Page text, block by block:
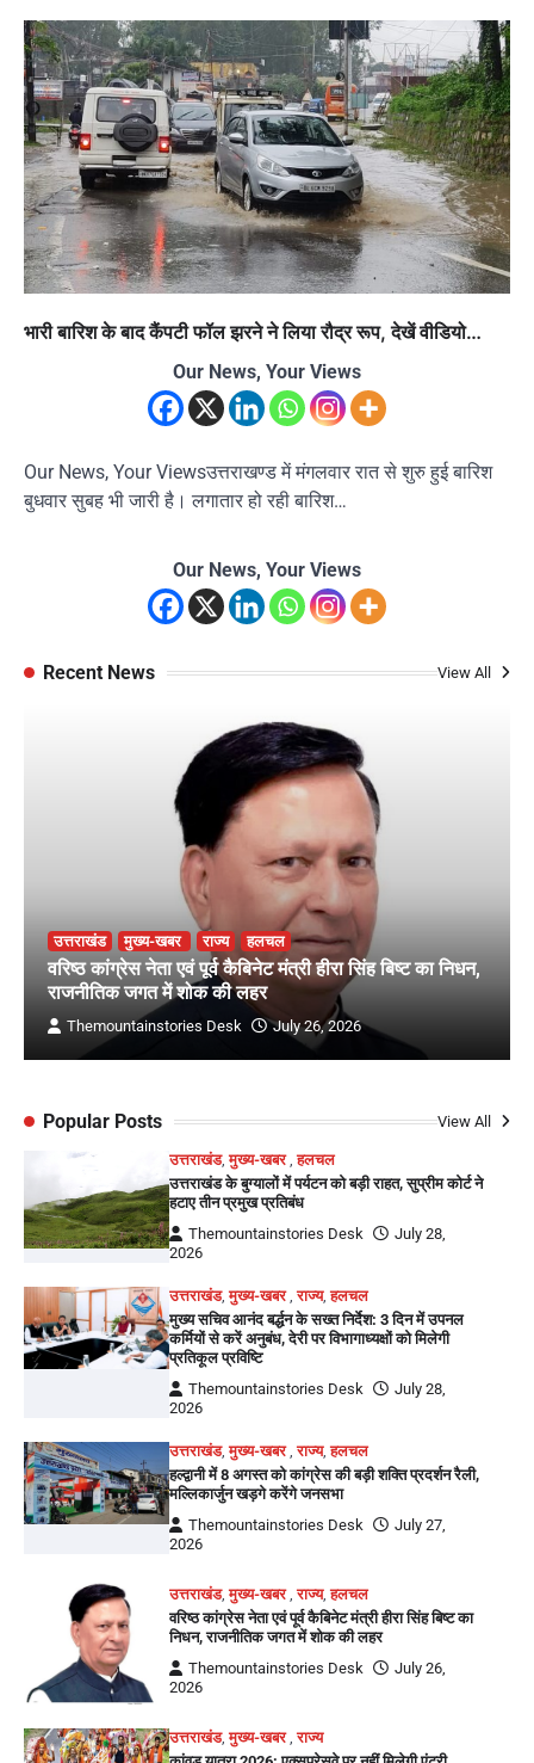
भारी बारिश के बाद कैंपटी फॉल झरने ने लिया रौद्र रूप, देखें वीडियो…
Our News, Your Views
Our News, Your Viewsउत्तराखण्ड में मंगलवार रात से शुरु हुई बारिश
बुधवार सुबह भी जारी है। लगातार हो रही बारिश…
Our News, Your Views
Recent News View All
उत्तराखंड मुख्य-खबर राज्य हलचल
वरिष्ठ कांग्रेस नेता एवं पूर्व कैबिनेट मंत्री हीरा सिंह बिष्ट का निधन,
राजनीतिक जगत में शोक की लहर
Themountainstories Desk July 26, 2026
Popular Posts View All
उत्तराखंड,मुख्य-खबर,हलचल
उत्तराखंड के बुग्यालों में पर्यटन को बड़ी राहत, सुप्रीम कोर्ट ने
हटाए तीन प्रमुख प्रतिबंध
Themountainstories Desk
July 28,
2026
उत्तराखंड,मुख्य-खबर,राज्य,हलचल
मुख्य सचिव आनंद बर्द्धन के सख्त निर्देश: 3 दिन में उपनल
कर्मियों से करें अनुबंध, देरी पर विभागाध्यक्षों को मिलेगी
प्रतिकूल प्रविष्टि
Themountainstories Desk
July 28,
2026
उत्तराखंड,मुख्य-खबर,राज्य,हलचल
हल्द्वानी में 8 अगस्त को कांग्रेस की बड़ी शक्ति प्रदर्शन रैली,
मल्लिकार्जुन खड़गे करेंगे जनसभा
Themountainstories Desk
July 27,
2026
उत्तराखंड,मुख्य-खबर,राज्य,हलचल
वरिष्ठ कांग्रेस नेता एवं पूर्व कैबिनेट मंत्री हीरा सिंह बिष्ट का
निधन, राजनीतिक जगत में शोक की लहर
Themountainstories Desk
July 26,
2026
उत्तराखंड,मुख्य-खबर,राज्य